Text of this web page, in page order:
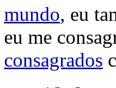
mundo, eu
eu me
consagrados